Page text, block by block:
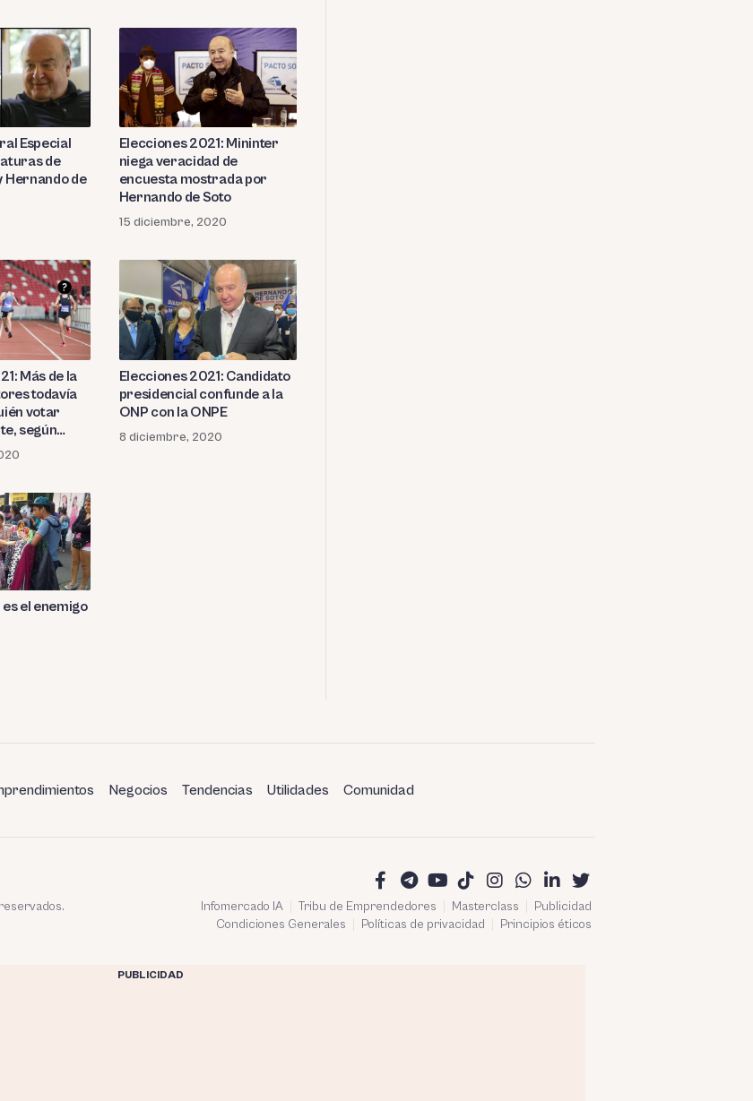
Especial
de
Hernando de
Elecciones 2021: Mininter
niega veracidad de
encuesta mostrada por
Hernando de Soto
15 diciembre, 2020
Más de la
todavía
votar
según
Elecciones 2021: Candidato
presidencial confunde a la
ONP con la ONPE
8 diciembre, 2020
el enemigo
Negocios Tendencias Utilidades Comunidad
Infomercado IA Tribu de Emprendedores Masterclass
Publicidad
Condiciones Generales
Políticas de privacidad Principios éticos
PUBLICIDAD